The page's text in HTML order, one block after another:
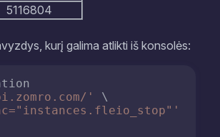
5116804
kurį galima atlikti iš konsolės:
'
\